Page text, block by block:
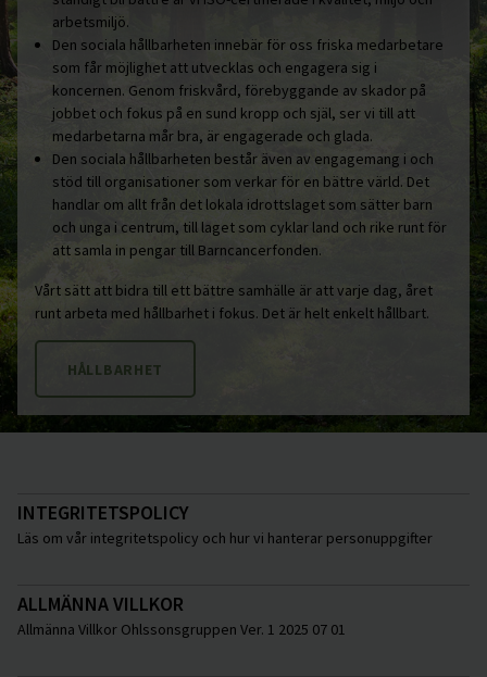
arbetsmiljö.
Den sociala hållbarheten innebär för oss friska medarbetare
som får möjlighet att utvecklas och engagera sig i
koncernen. Genom friskvård, förebyggande av skador på
jobbet och fokus på en sund kropp och själ, ser vi till att
medarbetarna mår bra, är engagerade och glada.
Den sociala hållbarheten består även av engagemang i och
stöd till organisationer som verkar för en bättre värld. Det
handlar om allt från det lokala idrottslaget som sätter barn
och unga i centrum, till laget som cyklar land och rike runt för
att samla in pengar till Barncancerfonden.
Vårt sätt att bidra till ett bättre samhälle är att varje dag, året
runt arbeta med hållbarhet i fokus. Det är helt enkelt hållbart.
HÅLLBARHET
INTEGRITETSPOLICY
Läs om vår integritetspolicy och hur vi hanterar personuppgifter
ALLMÄNNA VILLKOR
Allmänna Villkor Ohlssonsgruppen Ver. 1 2025 07 01